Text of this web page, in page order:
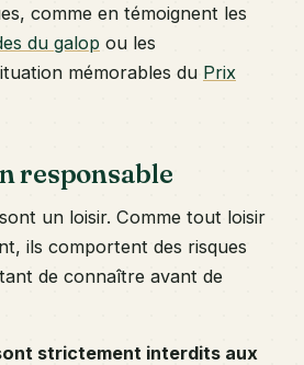
comme en témoignent les
du galop ou les
mémorables du Prix
responsable
un loisir. Comme tout loisir
ils comportent des risques
de connaître avant de
strictement interdits aux